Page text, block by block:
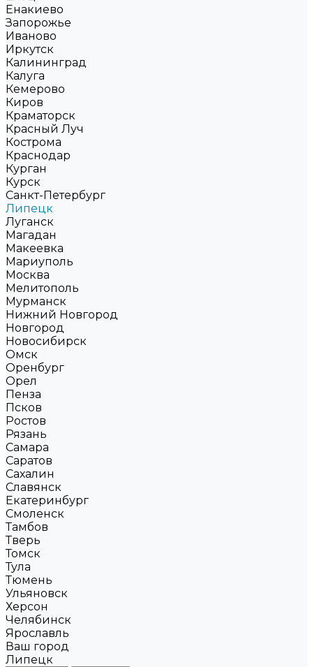
Енакиево
Запорожье
Иваново
Иркутск
Калининград
Калуга
Кемерово
Киров
Краматорск
Красный Луч
Кострома
Краснодар
Курган
Курск
Санкт-Петербург
Липецк
Луганск
Магадан
Макеевка
Мариуполь
Москва
Мелитополь
Мурманск
Нижний Новгород
Новгород
Новосибирск
Омск
Оренбург
Орел
Пенза
Псков
Ростов
Рязань
Самара
Саратов
Сахалин
Славянск
Екатеринбург
Смоленск
Тамбов
Тверь
Томск
Тула
Тюмень
Ульяновск
Херсон
Челябинск
Ярославль
Ваш город
Липецк